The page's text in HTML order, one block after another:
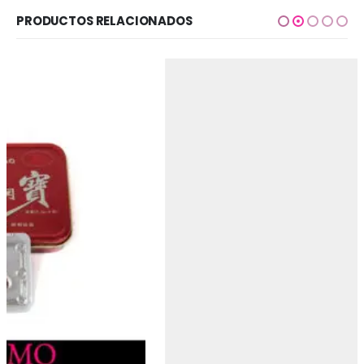
PRODUCTOS RELACIONADOS